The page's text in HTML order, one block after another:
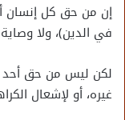
إن من حق كل إنسان أن
في الدين﴾، ولا
لكن ليس من حق أحد
غيره، أو لإشعال